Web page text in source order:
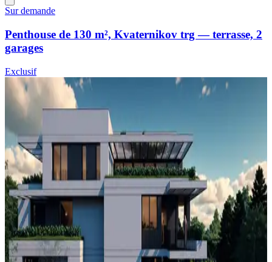
Sur demande
Penthouse de 130 m², Kvaternikov trg — terrasse, 2
garages
Exclusif